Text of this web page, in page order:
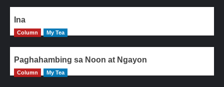
Ina
Column My Tea
Paghahambing sa Noon at Ngayon
Column My Tea